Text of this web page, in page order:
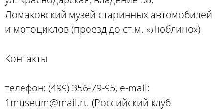
Ломаковский музей старинных автомобилей
и мотоциклов (проезд до ст.м. «Люблино»)
Контакты
телефон: (499) 356-79-95, e-mail:
1museum@mail.ru (Российский клуб